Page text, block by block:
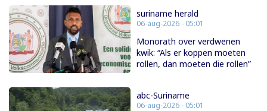
suriname herald
06-aug-2026 - 05:01
Monorath over verdwenen
kwik: “Als er koppen moeten
rollen, dan moeten die rollen”
abc-Suriname
06-aug-2026 - 05:01